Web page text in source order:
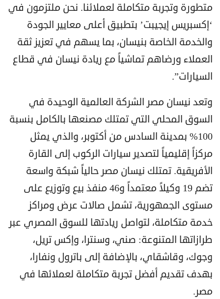
متطورة وتجربة متكاملة لعملائنا. نحن ملتزمون في
‘إكسبريس إيجيبت’ بتطبيق أعلى معايير الجودة
والخدمة الخاصة بنيسان، بما يسهم في تعزيز ثقة
العملاء ورضاهم تماشياً مع ريادة نيسان في قطاع
السيارات”.
وتعد نيسان مصر الشركة العالمية الوحيدة في
السوق المحلي التي تمتلك مصنعها بالكامل بنسبة
100% بمدينة السادس من أكتوبر، والذي يمثل
مركزاً إقليمياً لتصدير سيارات الركوب إلى القارة
الأفريقية. تمتلك نيسان مصر حالياً شبكة واسعة
تضم 19 وكيلاً معتمداً و46 منفذ بيع وتوزيع على
مستوى الجمهورية، تشمل صالات عرض ومراكز
خدمة متكاملة، لتواصل ريادتها للسوق المصري عبر
طرازاتها المتنوعة: صني، وسنترا، وإكس تريل،
وجوك، وقاشقاي، بالإضافة إلى باترول ونفارا،
بهدف تقديم أفضل تجربة متكاملة لعملائها في
مصر.